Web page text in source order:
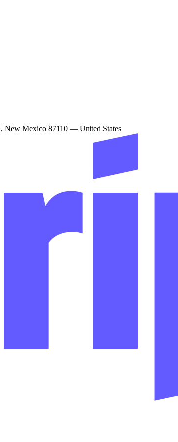
Mexico 87110 — United States